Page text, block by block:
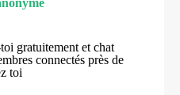
gratuitement et chat
connectés près de
toi